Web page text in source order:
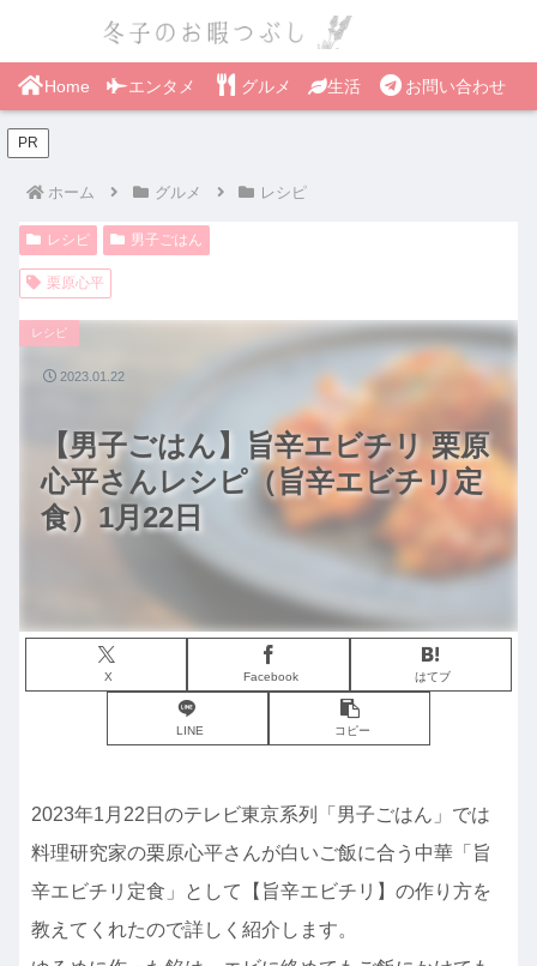
Home エンタメ グルメ 生活 お問い合わせ
PR
ホーム グルメ レシピ
レシピ 男子ごはん
栗原心平
【男子ごはん】旨辛エビチリ 栗原
心平さんレシピ（旨辛エビチリ定
食）1月22日
レシピ
X Facebook はてブ
LINE コピー
2023.01.22
2023年1月22日のテレビ東京系列「男子ごはん」では
料理研究家の栗原心平さんが白いご飯に合う中華「旨
辛エビチリ定食」として【旨辛エビチリ】の作り方を
教えてくれたので詳しく紹介します。